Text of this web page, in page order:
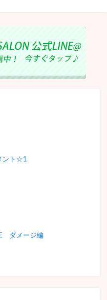
ント☆1
ダメージ編